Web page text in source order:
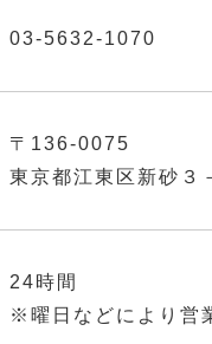
03-5632-1070
〒136-0075
東京都江東区新砂３
24時間
※曜日などにより営